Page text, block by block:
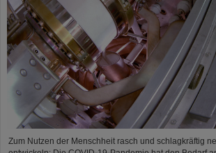
Zum Nutzen der Menschheit rasch und schlagkräftig